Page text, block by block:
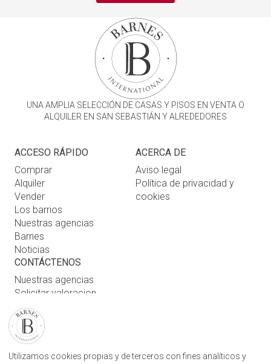
UNA AMPLIA SELECCIÓN DE CASAS Y PISOS EN VENTA O
ALQUILER EN SAN SEBASTIÁN Y ALREDEDORES
ACCESO RÁPIDO
Comprar
Alquiler
Vender
Los barrios
Nuestras agencias
Barnes
Noticias
ACERCA DE
Aviso legal
Política de privacidad y
cookies
CONTÁCTENOS
Nuestras agencias
Solicitar valoracion
Contáctenos
Inicio de sesión de usuario
Utilizamos cookies propias y de terceros con fines analíticos y